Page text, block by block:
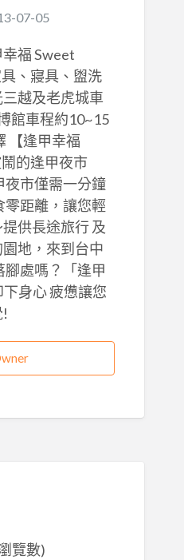
07-05
福 Sweet
、寢具、盥洗
越及老虎城車
館車程約10~15
【逢甲幸福
的逢甲夜市
夜市僅需一分鐘
零距離，讓您輕
供長途旅行 及
地，來到台中
腳處嗎？「逢甲
身心 疲憊讓您
覽數)